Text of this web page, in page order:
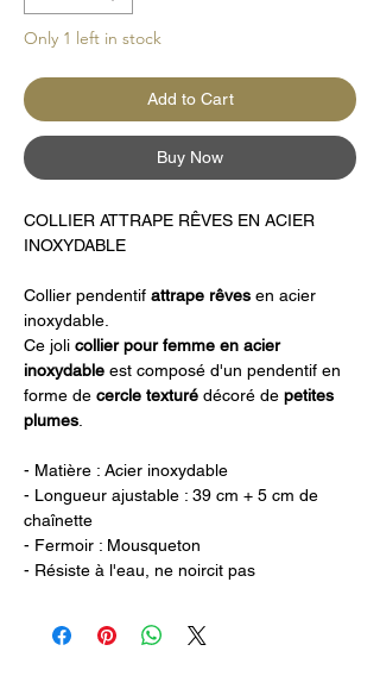
Only 1 left in stock
Add to Cart
Buy Now
COLLIER ATTRAPE RÊVES EN ACIER
INOXYDABLE
Collier pendentif attrape rêves en acier
inoxydable.
Ce joli collier pour femme en acier
inoxydable est composé d'un pendentif en
forme de cercle texturé décoré de petites
plumes
- Matière : Acier inoxydable
- Longueur ajustable : 39 cm + 5 cm de
chaînette
- Fermoir : Mousqueton
- Résiste à l'eau, ne noircit pas